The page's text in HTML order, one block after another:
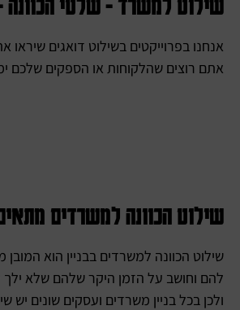
אנחנו בפרוייקטים בשילוט דואגים
אתם רוצים שהלקוחות או הספקים שלכם
שילוט הכוונה למשרדים
שילוט הכוונה למשרדים בבניין הוא
להם וחושב על הזמן היקר שלהם שלא
ולכן בכל בניין משרדים ועסקים שונים